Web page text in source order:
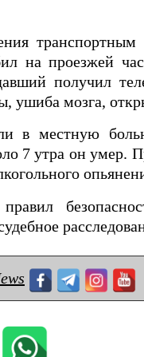
транспортным
на проезжей
получил
ушиба мозга,
в местную
7 утра он умер.